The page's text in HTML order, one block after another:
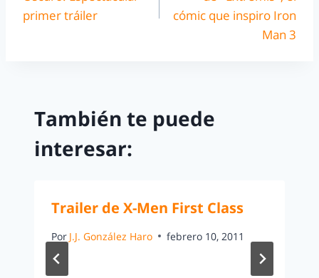
primer tráiler
cómic que inspiro Iron
Man 3
También te puede
interesar:
Trailer de X-Men First Class
Por J.J. González Haro febrero 10, 2011